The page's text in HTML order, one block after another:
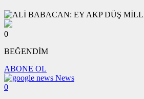
0
BEĞENDİM
ABONE OL
News
0